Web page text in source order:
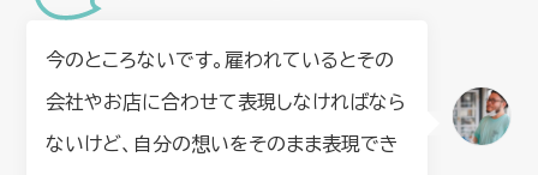
今のところないです。雇われているとその
会社やお店に合わせて表現しなければなら
ないけど、自分の想いをそのまま表現でき